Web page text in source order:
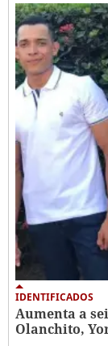
IDENTIFICADOS
Aumenta a
Olanchito,